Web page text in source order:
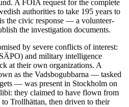
A FOIA request for the complete
authorities to take 195 years to
the civic response — a volunteer-
the investigation documents.
by severe conflicts of interest:
and military intelligence
at their own organizations. A
as the Vadsbogubbarna — tasked
— was present in Stockholm on
they claimed to have flown from
Trollhättan, then driven to their